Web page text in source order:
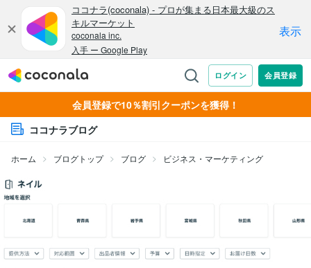
会員登録で10％割引クーポンを獲得！
ココナラブログ
ホーム ブログトップ ブログ ビジネス・マーケティング